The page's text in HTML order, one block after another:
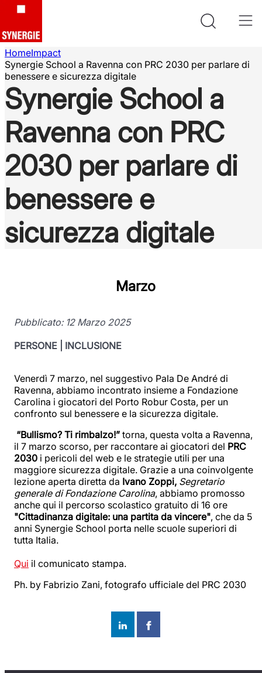
HomeImpact
Synergie School a Ravenna con PRC 2030 per parlare di
benessere e sicurezza digitale
Synergie School a
Ravenna con PRC
2030 per parlare di
benessere e
sicurezza digitale
Marzo
Pubblicato: 12 Marzo 2025
PERSONE | INCLUSIONE
Venerdì 7 marzo, nel suggestivo Pala De André di
Ravenna, abbiamo incontrato insieme a Fondazione
Carolina i giocatori del Porto Robur Costa, per un
confronto sul benessere e la sicurezza digitale.
“Bullismo? Ti rimbalzo!” torna, questa volta a Ravenna,
il 7 marzo scorso, per raccontare ai giocatori del PRC
2030 i pericoli del web e le strategie utili per una
maggiore sicurezza digitale. Grazie a una coinvolgente
lezione aperta diretta da Ivano Zoppi, Segretario
generale di Fondazione Carolina, abbiamo promosso
anche qui il percorso scolastico gratuito di 16 ore
"Cittadinanza digitale: una partita da vincere", che da 5
anni Synergie School porta nelle scuole superiori di
tutta Italia.
Qui il comunicato stampa.
Ph. by Fabrizio Zani, fotografo ufficiale del PRC 2030